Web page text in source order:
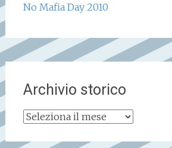
No Mafia Day 2010
Archivio storico
Archivio